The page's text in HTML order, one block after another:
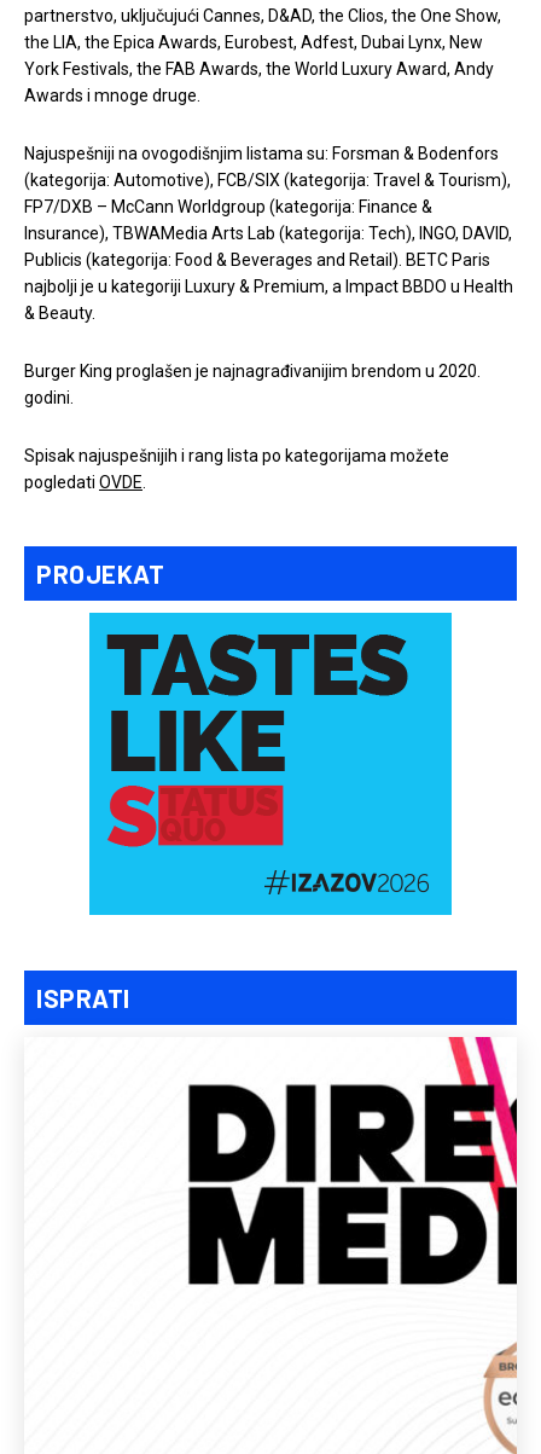
PROJEKAT
ISPRATI
partnerstvo, uključujući Cannes, D&AD, the Clios, the One Show,
the LIA, the Epica Awards, Eurobest, Adfest, Dubai Lynx, New
York Festivals, the FAB Awards, the World Luxury Award, Andy
Awards i mnoge druge.
Najuspešniji na ovogodišnjim listama su: Forsman & Bodenfors
(kategorija: Automotive), FCB/SIX (kategorija: Travel & Tourism),
FP7/DXB – McCann Worldgroup (kategorija: Finance &
Insurance), TBWAMedia Arts Lab (kategorija: Tech), INGO, DAVID,
Publicis (kategorija: Food & Beverages and Retail). BETC Paris
najbolji je u kategoriji Luxury & Premium, a Impact BBDO u Health
& Beauty.
Burger King proglašen je najnagrađivanijim brendom u 2020.
godini.
Spisak najuspešnijih i rang lista po kategorijama možete
pogledati OVDE